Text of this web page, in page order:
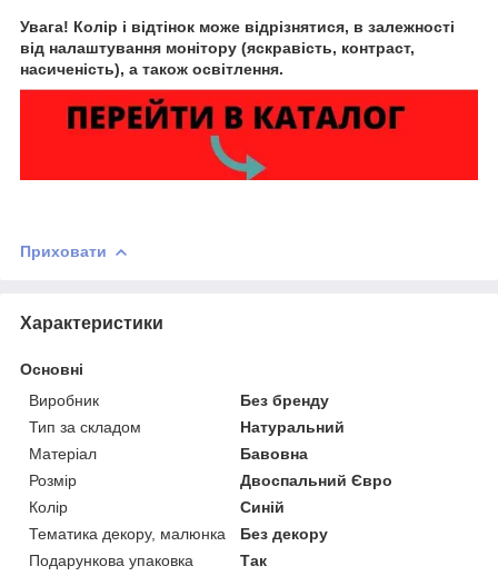
Увага! Колір і відтінок може відрізнятися, в залежності
від налаштування монітору (яскравість, контраст,
насиченість), а також освітлення.
Приховати
Характеристики
Основні
Виробник
Без бренду
Тип за складом
Натуральний
Матеріал
Бавовна
Розмір
Двоспальний Євро
Колір
Синій
Тематика декору, малюнка
Без декору
Подарункова упаковка
Так